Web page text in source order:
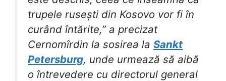
trupele rusești din Kosovo vor fi în
curând întărite,” a precizat
Cernomîrdin la sosirea la Sankt
Petersburg, unde urmează să aibă
o întrevedere cu directorul general